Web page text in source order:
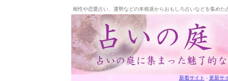
相性や恋愛占い、運勢などの本格派からおもしろ占いなどを集めた
新着サイト - 更新サ